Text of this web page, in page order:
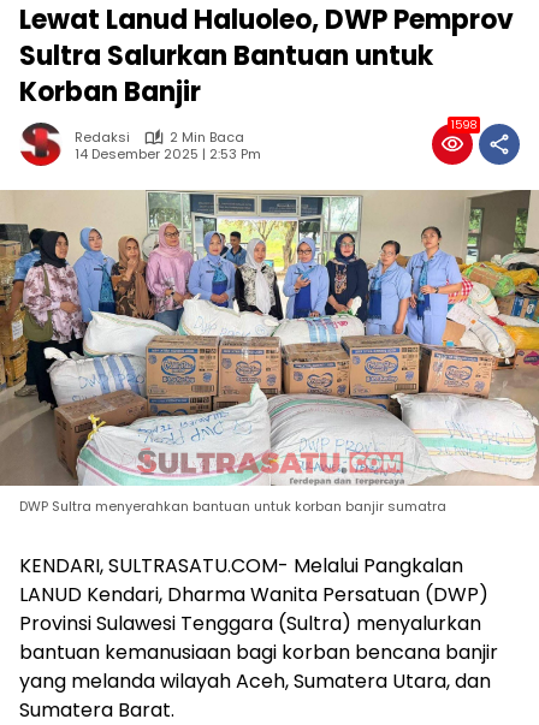
Lewat Lanud Haluoleo, DWP Pemprov
Sultra Salurkan Bantuan untuk
Korban Banjir
Redaksi
2 Min Baca
14 Desember 2025 | 2:53 Pm
1598
DWP Sultra menyerahkan bantuan untuk korban banjir sumatra
KENDARI, SULTRASATU.COM- Melalui Pangkalan
LANUD Kendari, Dharma Wanita Persatuan (DWP)
Provinsi Sulawesi Tenggara (Sultra) menyalurkan
bantuan kemanusiaan bagi korban bencana banjir
yang melanda wilayah Aceh, Sumatera Utara, dan
Sumatera Barat.